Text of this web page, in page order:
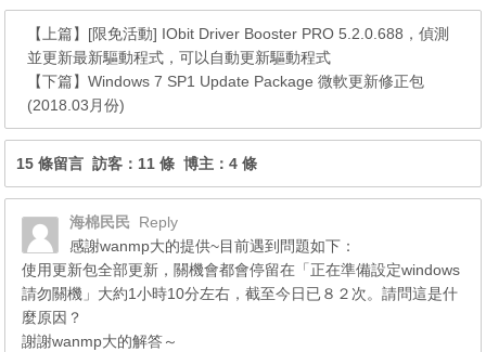
【上篇】 [限免活動] IObit Driver Booster PRO 5.2.0.688，偵測
並更新最新驅動程式，可以自動更新驅動程式
【下篇】Windows 7 SP1 Update Package 微軟更新修正包
(2018.03月份)
15 條留言 訪客：11 條 博主：4 條
海棉民民
Reply
感謝wanmp大的提供~目前遇到問題如下：
使用更新包全部更新，關機會都會停留在「正在準備設定windows
請勿關機」大約1小時10分左右，截至今日已８２次。請問這是什
麼原因？
謝謝wanmp大的解答～